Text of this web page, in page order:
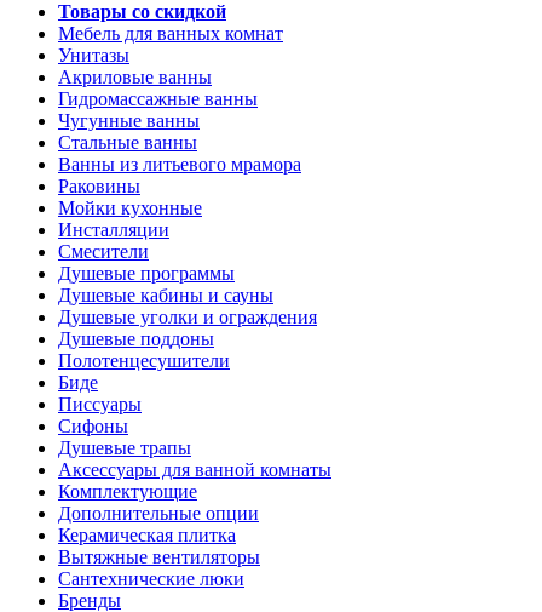
Товары со скидкой
Мебель для ванных комнат
Унитазы
Акриловые ванны
Гидромассажные ванны
Чугунные ванны
Стальные ванны
Ванны из литьевого мрамора
Раковины
Мойки кухонные
Инсталляции
Смесители
Душевые программы
Душевые кабины и сауны
Душевые уголки и ограждения
Душевые поддоны
Полотенцесушители
Биде
Писсуары
Сифоны
Душевые трапы
Аксессуары для ванной комнаты
Комплектующие
Дополнительные опции
Керамическая плитка
Вытяжные вентиляторы
Сантехнические люки
Бренды